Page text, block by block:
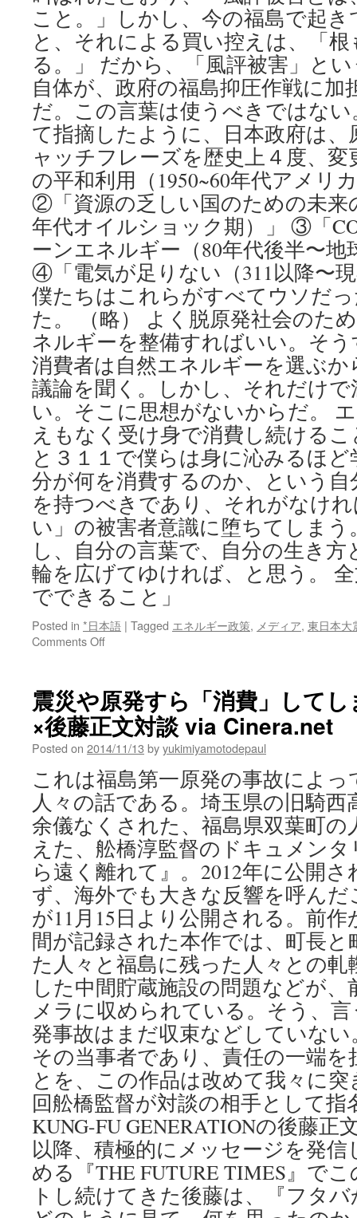
こと。」しかし、今の福島で起
と、それによる買い控えは、「
る。」 だから、「風評被害」と
自体が、政府の福島抑圧作戦に
だ。この言葉は使うべきではな
て指摘したように、日本政府は
ャッチフレーズを歴史上４度、
の平和利用（1950~60年代アメリ
②「資源の乏しい国のための未来
年代オイルショック期）」 ③「
ーンエネルギー（80年代後半〜地
④「電気が足りない（311以降〜
僕たちはこれらがすべてウソだ
た。 （略） よく脱原発社会のた
ネルギーを整備すればいい。そ
消費者は自然エネルギーを選ぶ
議論を聞く。しかし、それだけ
い。そこに思想がないからだ。
えもなく受け身で消費し続ける
と３１１で僕らは身に沁みるほ
分が何を消費するのか、という自
を持つべきであり、それがなけ
い」の被害者意識に堕ちてしまう
し、自分の言葉で、自分の生き
輪を広げてゆければ、と思う。
でできること」
Posted in *日本語 | Tagged エネルギー政策, メディア, 東日本大
Comments Offon
ん
だ
手
で
で
き
る
こ
と」
via
Huffington
Post
震災や原発すら「消費」して
×後藤正文対談 via Cinera.net
Posted on 2014/11/13 byyukimiyamotodepaul
これは福島第一原発の事故によ
人々の話である。埼玉県の旧騎
余儀なくされた、福島県双葉町の
えた、舩橋淳監督のドキュメン
ら遠く離れて』。2012年に公開
ず、海外でも大きな反響を呼んだ
が11月15日より公開される。前
間が記録された本作では、町長と
た人々と福島に残った人々との軋
した中間貯蔵施設の問題などが
メラに収められている。そう、
発事故はまだ収束などしていな
その当事者であり、責任の一端
とを、この作品は改めて我々に
回舩橋監督が対談の相手として指
KUNG-FU GENERATIONの後藤正
以降、積極的にメッセージを発
める『THE FUTURE TIMES』で
トし続けてきた後藤は、『フタ